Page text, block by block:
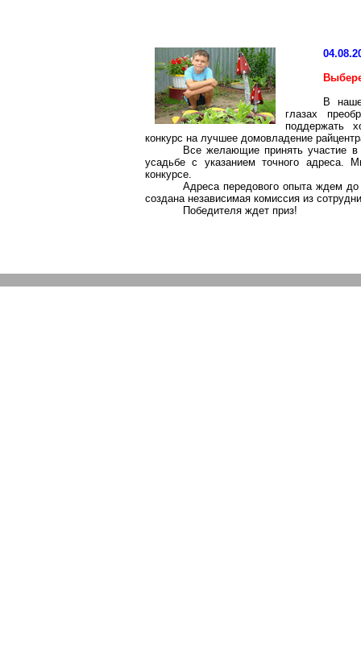
В
глазах
поддержать
конкурс на лучшее домовладение
Все желающие принять участие
усадьбе с указанием точного адреса.
конкурсе.
Адреса передового опыта ждем
создана независимая комиссия из
Победителя ждет приз!